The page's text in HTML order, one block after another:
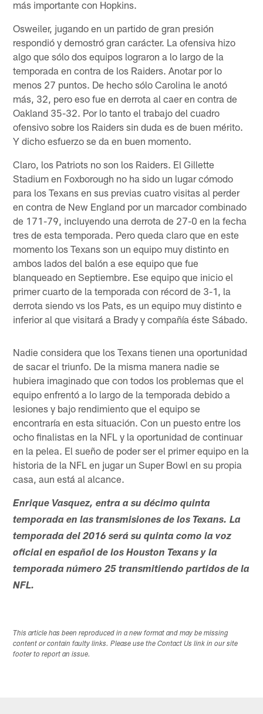
más importante con Hopkins.
Osweiler, jugando en un partido de gran presión
respondió y demostró gran carácter. La ofensiva hizo
algo que sólo dos equipos lograron a lo largo de la
temporada en contra de los Raiders. Anotar por lo
menos 27 puntos. De hecho sólo Carolina le anotó
más, 32, pero eso fue en derrota al caer en contra de
Oakland 35-32. Por lo tanto el trabajo del cuadro
ofensivo sobre los Raiders sin duda es de buen mérito.
Y dicho esfuerzo se da en buen momento.
Claro, los Patriots no son los Raiders. El Gillette
Stadium en Foxborough no ha sido un lugar cómodo
para los Texans en sus previas cuatro visitas al perder
en contra de New England por un marcador combinado
de 171-79, incluyendo una derrota de 27-0 en la fecha
tres de esta temporada. Pero queda claro que en este
momento los Texans son un equipo muy distinto en
ambos lados del balón a ese equipo que fue
blanqueado en Septiembre. Ese equipo que inicio el
primer cuarto de la temporada con récord de 3-1, la
derrota siendo vs los Pats, es un equipo muy distinto e
inferior al que visitará a Brady y compañía éste Sábado.
Nadie considera que los Texans tienen una oportunidad
de sacar el triunfo. De la misma manera nadie se
hubiera imaginado que con todos los problemas que el
equipo enfrentó a lo largo de la temporada debido a
lesiones y bajo rendimiento que el equipo se
encontraría en esta situación. Con un puesto entre los
ocho finalistas en la NFL y la oportunidad de continuar
en la pelea. El sueño de poder ser el primer equipo en la
historia de la NFL en jugar un Super Bowl en su propia
casa, aun está al alcance.
Enrique Vasquez, entra a su décimo quinta
temporada en las transmisiones de los Texans. La
temporada del 2016 será su quinta como la voz
oficial en español de los Houston Texans y la
temporada número 25 transmitiendo partidos de la
NFL.
This article has been reproduced in a new format and may be missing
content or contain faulty links. Please use the Contact Us link in our site
footer to report an issue.